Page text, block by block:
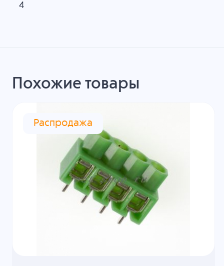
4
Похожие товары
Распродажа